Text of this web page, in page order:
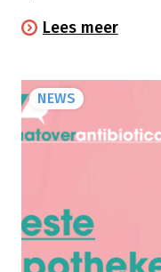
Lees meer
NEWS